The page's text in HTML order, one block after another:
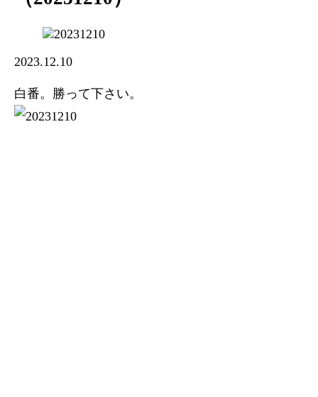
2023.12.10
白番。勝って下さい。